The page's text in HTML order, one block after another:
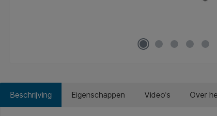
Beschrijving Eigenschappen Video's Over